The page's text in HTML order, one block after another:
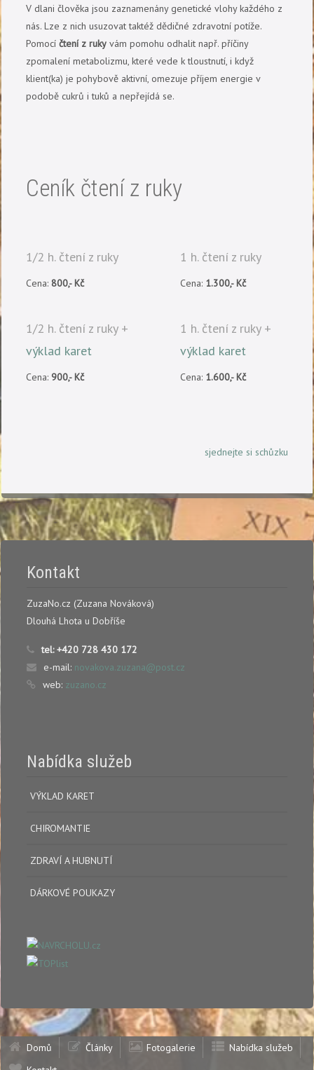
V dlani člověka jsou zaznamenány genetické vlohy každého z
nás. Lze z nich usuzovat taktéž dědičné zdravotní potíže.
Pomocíčtení z ruky vám pomohu odhalit např. příčiny
zpomalení metabolizmu, které vede k tloustnutí, i když
klient(ka) je pohybově aktivní, omezuje příjem energie v
podobě cukrů i tuků a nepřejídá se.
Ceník čtení z ruky
1/2 h. čtení z ruky 1 h. čtení z ruky
Cena: 800,- Kč Cena: 1.300,- Kč
1/2 h. čtení z ruky +
výklad karet
1 h. čtení z ruky +
výklad karet
Cena: 900,- Kč Cena: 1.600,- Kč
sjednejte si schůzku
Kontakt
ZuzaNo.cz (Zuzana Nováková)
Dlouhá Lhota u Dobříše
tel:+420 728 430 172
e-mail: novakova.zuzana@post.cz
web: zuzano.cz
Nabídka služeb
VÝKLAD KARET
CHIROMANTIE
ZDRAVÍ A HUBNUTÍ
DÁRKOVÉ POUKAZY
Domů Články Fotogalerie
Nabídka služeb